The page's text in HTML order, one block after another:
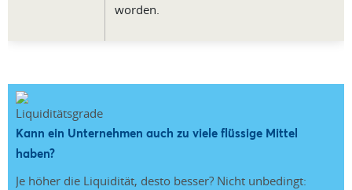
worden.
Kann ein Unternehmen auch zu viele flüssige Mittel
haben?
Je höher die Liquidität, desto besser? Nicht unbedingt: